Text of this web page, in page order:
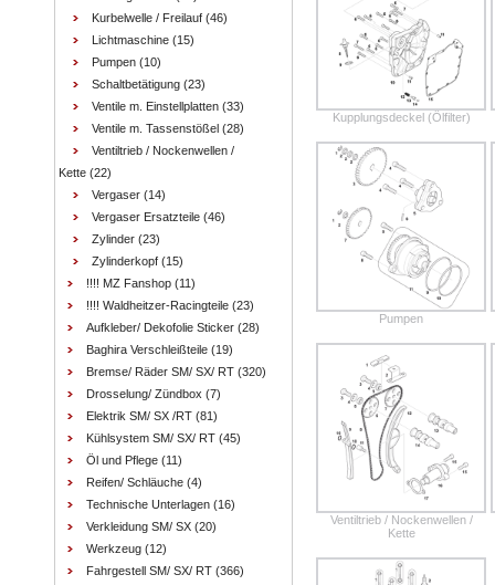
Kurbelwelle / Freilauf (46)
Lichtmaschine (15)
Pumpen (10)
Schaltbetätigung (23)
Ventile m. Einstellplatten (33)
Ventile m. Tassenstößel (28)
Ventiltrieb / Nockenwellen /
Kette (22)
Vergaser (14)
Vergaser Ersatzteile (46)
Zylinder (23)
Zylinderkopf (15)
!!!! MZ Fanshop (11)
!!!! Waldheitzer-Racingteile (23)
Aufkleber/ Dekofolie Sticker (28)
Baghira Verschleißteile (19)
Bremse/ Räder SM/ SX/ RT (320)
Drosselung/ Zündbox (7)
Elektrik SM/ SX /RT (81)
Kühlsystem SM/ SX/ RT (45)
Öl und Pflege (11)
Reifen/ Schläuche (4)
Technische Unterlagen (16)
Verkleidung SM/ SX (20)
Werkzeug (12)
Fahrgestell SM/ SX/ RT (366)
Kupplungsdeckel (Ölfilter)
Pumpen
Ventiltrieb / Nockenwellen /
Kette